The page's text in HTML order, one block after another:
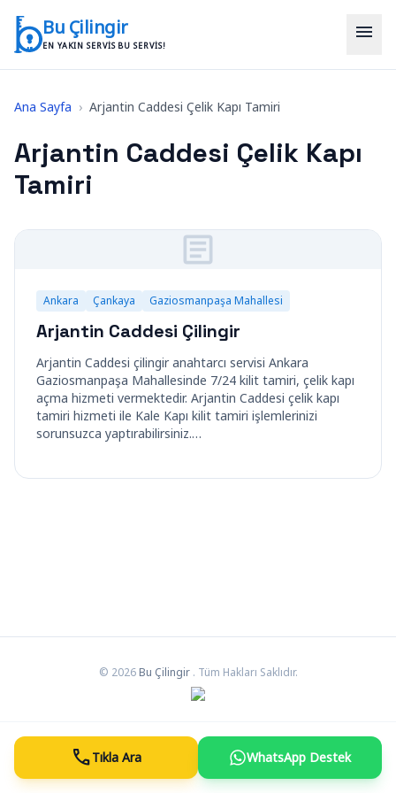
Bu Çilingir
EN YAKIN SERVIS BU SERVIS!
menu
Ana Sayfa › Arjantin Caddesi Çelik Kapı Tamiri
Arjantin Caddesi Çelik Kapı
Tamiri
Ankara Çankaya Gaziosmanpaşa Mahallesi
Arjantin Caddesi Çilingir
Arjantin Caddesi çilingir anahtarcı servisi Ankara
Gaziosmanpaşa Mahallesinde 7/24 kilit tamiri, çelik kapı
açma hizmeti vermektedir. Arjantin Caddesi çelik kapı
tamiri hizmeti ile Kale Kapı kilit tamiri işlemlerinizi
sorunsuzca yaptırabilirsiniz.…
© 2026 Bu Çilingir . Tüm Hakları Saklıdır.
callTıkla Ara WhatsApp Destek